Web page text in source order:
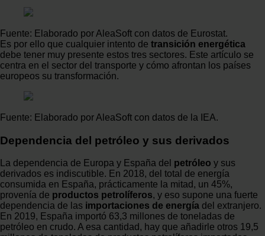
Fuente: Elaborado por AleaSoft con datos de Eurostat.
Es por ello que cualquier intento de transición energética
debe tener muy presente estos tres sectores. Este artículo se
centra en el sector del transporte y cómo afrontan los países
europeos su transformación.
Fuente: Elaborado por AleaSoft con datos de la IEA.
Dependencia del petróleo y sus derivados
La dependencia de Europa y España del petróleo y sus
derivados es indiscutible. En 2018, del total de energía
consumida en España, prácticamente la mitad, un 45%,
provenía de productos petrolíferos, y eso supone una fuerte
dependencia de las importaciones de energía del extranjero.
En 2019, España importó 63,3 millones de toneladas de
petróleo en crudo. A esa cantidad, hay que añadirle otros 19,5